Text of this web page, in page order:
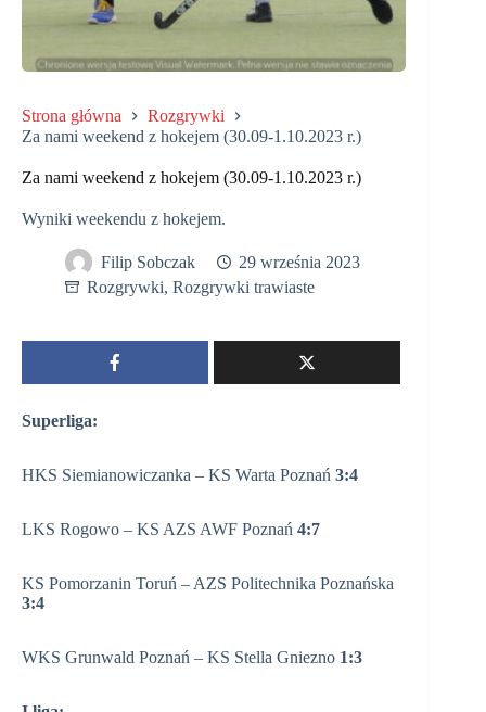
Strona główna
Rozgrywki
Za nami weekend z hokejem (30.09-1.10.2023 r.)
Za nami weekend z hokejem (30.09-1.10.2023 r.)
Wyniki weekendu z hokejem.
Filip Sobczak
29 września 2023
Rozgrywki, Rozgrywki trawiaste
Superliga:
HKS Siemianowiczanka – KS Warta Poznań 3:4
LKS Rogowo – KS AZS AWF Poznań 4:7
KS Pomorzanin Toruń – AZS Politechnika Poznańska
3:4
WKS Grunwald Poznań – KS Stella Gniezno 1:3